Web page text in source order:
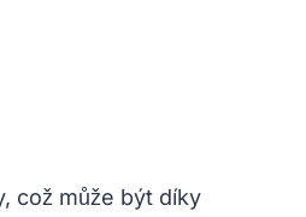
což může být díky